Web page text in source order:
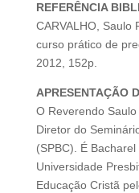
REFERÊNCIA
CARVALHO, Saulo
curso prático de
2012, 152p.
APRESENTAÇÃO
O Reverendo
Diretor do
(SPBC). É
Universidade
Educação Cristã